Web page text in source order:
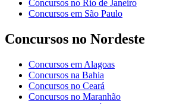
Concursos no Rio de Janeiro
Concursos em São Paulo
Concursos no Nordeste
Concursos em Alagoas
Concursos na Bahia
Concursos no Ceará
Concursos no Maranhão